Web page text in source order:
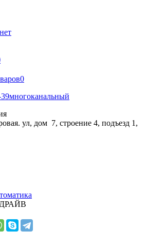
0
многоканальный
ул, дом 7, строение 4, подъезд 1,